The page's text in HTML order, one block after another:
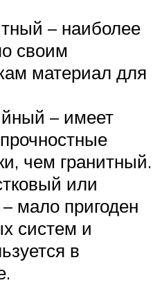
– наиболее
своим
материал для
– имеет
чем гранитный.
или
мало пригоден
систем и
в